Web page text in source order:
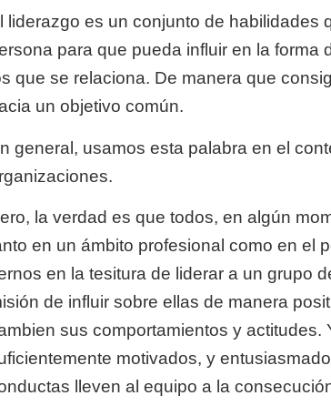
liderazgo es un conjunto de habilidades
para que pueda influir en la forma
que se relaciona. De manera que
un objetivo común.
general, usamos esta palabra en el
la verdad es que todos, en algún
en un ámbito profesional como en el
en la tesitura de liderar a un grupo
de influir sobre ellas de manera
sus comportamientos y actitudes.
motivados, y
lleven al equipo a la